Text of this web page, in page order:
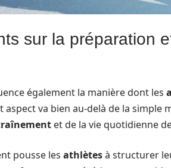
sur la préparation
également la manière dont les
aspect va bien au-delà de la simple
et de la vie quotidienne
pousse les athlètesà structurer